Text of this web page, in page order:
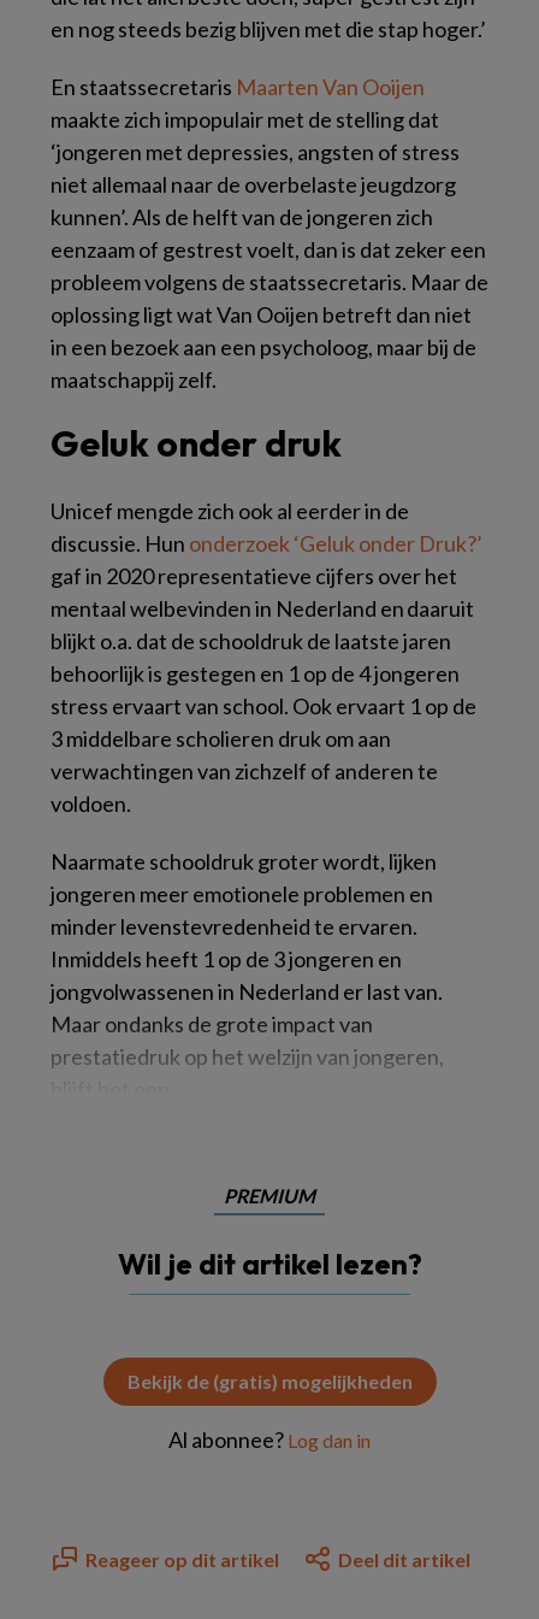
en nog steeds bezig blijven met die stap hoger.’
En staatssecretaris Maarten Van Ooijen
maakte zich impopulair met de stelling dat
‘jongeren met depressies, angsten of stress
niet allemaal naar de overbelaste jeugdzorg
kunnen’. Als de helft van de jongeren zich
eenzaam of gestrest voelt, dan is dat zeker een
probleem volgens de staatssecretaris. Maar de
oplossing ligt wat Van Ooijen betreft dan niet
in een bezoek aan een psycholoog, maar bij de
maatschappij zelf.
Geluk onder druk
Unicef mengde zich ook al eerder in de
discussie. Hun onderzoek ‘Geluk onder Druk?’
gaf in 2020 representatieve cijfers over het
mentaal welbevinden in Nederland en daaruit
blijkt o.a. dat de schooldruk de laatste jaren
behoorlijk is gestegen en 1 op de 4 jongeren
stress ervaart van school. Ook ervaart 1 op de
3 middelbare scholieren druk om aan
verwachtingen van zichzelf of anderen te
voldoen.
Naarmate schooldruk groter wordt, lijken
jongeren meer emotionele problemen en
minder levenstevredenheid te ervaren.
Inmiddels heeft 1 op de 3 jongeren en
jongvolwassenen in Nederland er last van.
Maar ondanks de grote impact van
prestatiedruk op het welzijn van jongeren,
PREMIUM
Wil je dit artikel lezen?
Bekijk de (gratis) mogelijkheden
Al abonnee? Log dan in
Reageer op dit artikel Deel dit artikel